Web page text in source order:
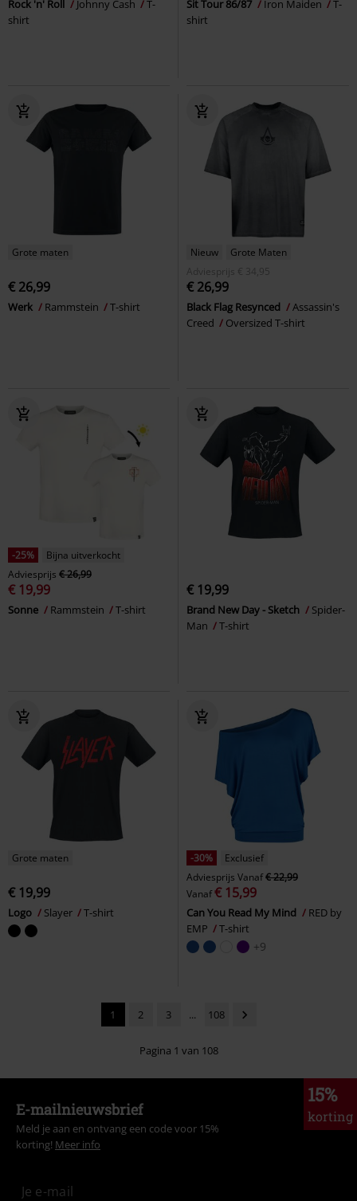
Rock 'n' Roll Johnny Cash
T-
shirt
Sit Tour 86/87 Iron Maiden
T-
shirt
Grote maten
€ 26,99
Werk Rammstein T-shirt
Nieuw
Grote Maten
Adviesprijs
€ 34,95
€ 26,99
Black Flag Resynced
Assassin's
Creed
Oversized T-shirt
-25%
Bijna uitverkocht
Adviesprijs € 26,99
€ 19,99
Sonne Rammstein T-shirt
€ 19,99
Brand New Day - Sketch
Spider-
Man
T-shirt
Grote maten
€ 19,99
Logo Slayer T-shirt
-30%
Exclusief
Adviesprijs Vanaf€ 22,99
Vanaf€ 15,99
Can You Read My Mind
RED by
EMP
T-shirt
+9
1 2 3 ... 108
Pagina 1 van 108
15%
korting
E-mailnieuwsbrief
Meld je aan en ontvang een code voor 15%
korting! Meer info